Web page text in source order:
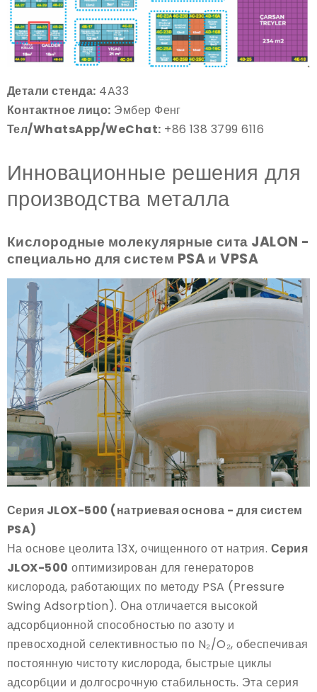
Детали стенда: 4A33
Контактное лицо: Эмбер Фенг
Тел/WhatsApp/WeChat: +86 138 3799 6116
Инновационные решения для
производства металла
Кислородные молекулярные сита JALON -
специально для систем PSA и VPSA
Серия JLOX-500 (натриевая основа - для систем
PSA)
На основе цеолита 13X, очищенного от натрия. Серия
JLOX-500 оптимизирован для генераторов
кислорода, работающих по методу PSA (Pressure
Swing Adsorption). Она отличается высокой
адсорбционной способностью по азоту и
превосходной селективностью по N₂/O₂, обеспечивая
постоянную чистоту кислорода, быстрые циклы
адсорбции и долгосрочную стабильность. Эта серия